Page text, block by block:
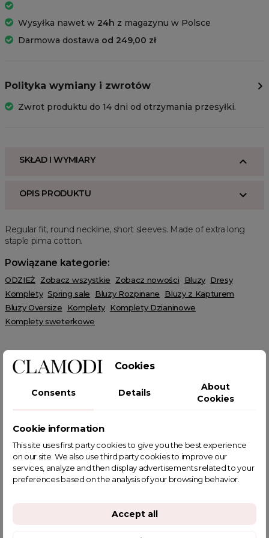
Wysyłka nawet w 24h z magazynu w Polsce
Darmowa dostawa od 249,00 zł
Polityka wymiany i zwrotów
Zwrot produktu do 14 dni od otrzymania przesyłki.
SKŁAD I WYMIARY
OPIS PRODUKTU
Regular fit, round neckline, short sleeves. Made of extra long
staple pima cotton.
Powiązane kategorie:
ODZIEŻ Zobacz wszystkie Zobacz nowości Bluzy Dresy
Komplety Spring sale Bluzy Rozpinane
Bluzy z Kapturem
Bluzy Oversize
Komplety Komplety Dzianinowe
Komplety sweterkowe
POWIĄZANE TAGI
YOU MIGHT ALSO LIKE
Cookies
Consents Details
About
Cookies
Cookie information
This site uses first party cookies to give you the best experience
on our site. We also use third party cookies to improve our
services, analyze and then display advertisements related to your
preferences based on the analysis of your browsing behavior.
Accept all